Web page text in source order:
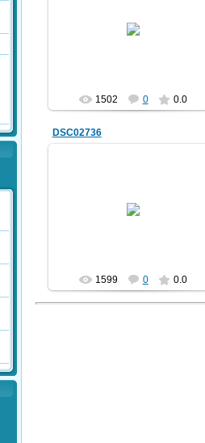
1502 0 0.0
DSC02736
1599 0 0.0